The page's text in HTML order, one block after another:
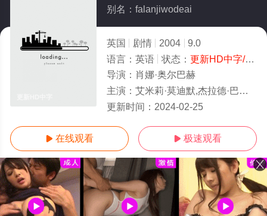
别名：falanjiwodeai
英国 剧情 2004
9.0
语言： 英语 状态： 更新HD中字/高清
导演： 肖娜·奥尔巴赫
主演： 艾米莉·莫迪默,杰拉德·巴特勒,杰克·麦克洪
更新时间： 2024-02-25
 在线观看  极速观看